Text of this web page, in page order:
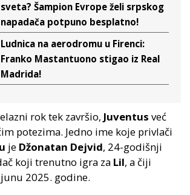
sveta? Šampion Evrope želi srpskog
napadača potpuno besplatno!
Ludnica na aerodromu u Firenci:
Franko Mastantuono stigao iz Real
Madrida!
rok tek završio, Juventus već
potezima. Jedno ime koje privlači
je Džonatan Dejvid, 24-godišnji
koji trenutno igra za Lil, a čiji
2025. godine.